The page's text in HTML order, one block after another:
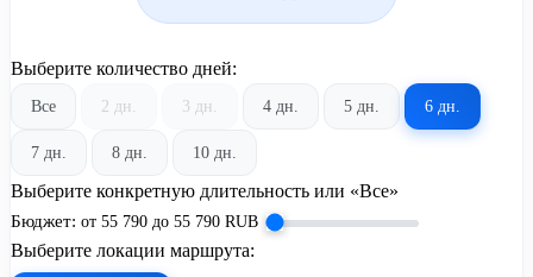
Выберите количество дней:
Все 2 дн. 3 дн. 4 дн. 5 дн. 6 дн.
7 дн. 8 дн. 10 дн.
Выберите конкретную длительность или «Все»
Бюджет: от 55 790 до 55 790 RUB
Выберите локации маршрута: